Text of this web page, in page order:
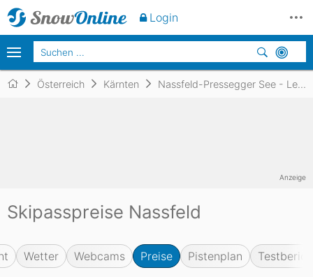
Österreich Kärnten Nassfeld-Pressegger See - Lesachtal - Weissensee
Skipasspreise Nassfeld
Wetter Webcams Preise Pistenplan
Anzeige
Login